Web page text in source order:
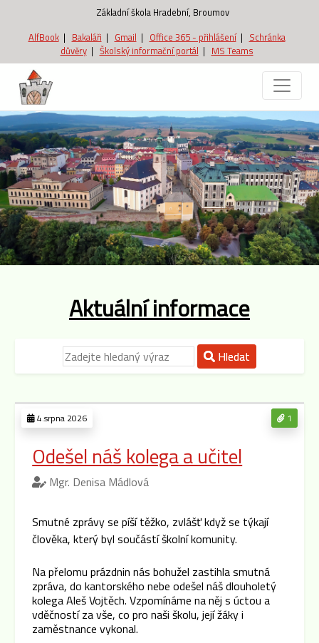
Základní škola Hradební, Broumov
AlfBook| Bakaláři | Gmail | Office 365 - přihlášení| Schránka
důvěry| Školský informační portál | MS Teams
Aktuální informace
Hledat
1
4.srpna 2026
Odešel náš kolega a učitel
Mgr. Denisa Mádlová
Smutné zprávy se píší těžko, zvlášť když se týkají
člověka, který byl součástí školní komunity.
Na přelomu prázdnin nás bohužel zastihla smutná
zpráva, do kantorského nebe odešel náš dlouholetý
kolega Aleš Vojtěch. Vzpomínáme na něj s úctou a
vděčností za vše, co pro naši školu, její žáky i
zaměstnance vykonal.